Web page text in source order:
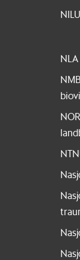
NILU